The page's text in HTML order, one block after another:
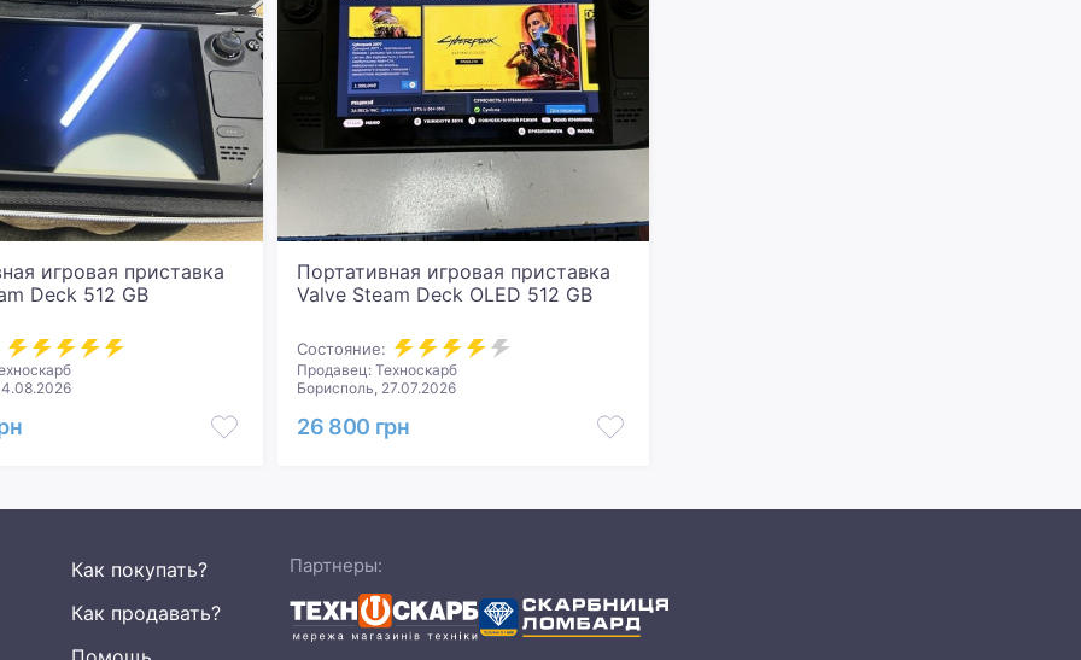
игровая приставка
Deck 512 GB
Портативная игровая приставка
Valve Steam Deck OLED 512 GB
Состояние:
Продавец: Техноскарб
Борисполь, 27.07.2026
26 800 грн
Как покупать?
Как продавать?
Партнеры: